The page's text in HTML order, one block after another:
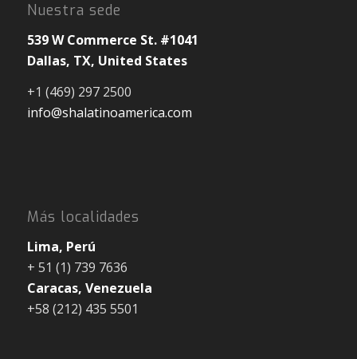
Nuestra sede
539 W Commerce St. #1041
Dallas, TX, United States
+1 (469) 297 2500
info@shalatinoamerica.com
Más localidades
Lima, Perú
+ 51 (1) 739 7636
Caracas, Venezuela
+58 (212) 435 5501